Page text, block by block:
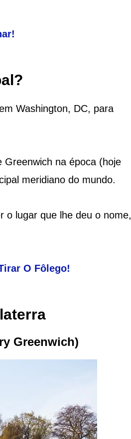
Washington, DC, para
na época (hoje
meridiano do mundo.
o lugar que lhe deu o nome,
O Fôlego!
Greenwich)